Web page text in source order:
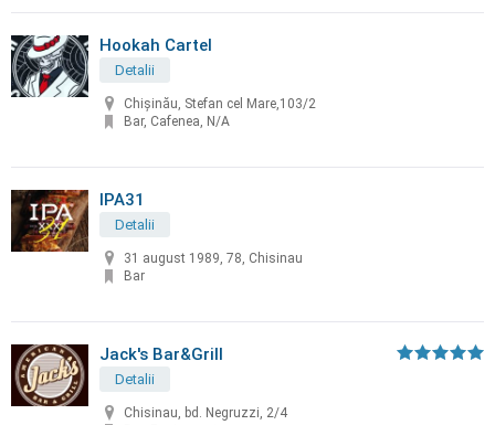
Hookah Cartel
Detalii
Chișinău, Stefan cel Mare,103/2
Bar, Cafenea, N/A
IPA31
Detalii
31 august 1989, 78, Chisinau
Bar
Jack's Bar&Grill
Detalii
Chisinau, bd. Negruzzi, 2/4